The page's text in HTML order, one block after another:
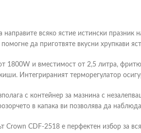
направите всяко ястие истински
да приготвяте вкусни хрупкави
1800W и вместимост от 2,5 литра,
Интегрираният терморегулатор
с контейнер за мазнина с
в капака ви позволява да
Crown CDF-2518 е перфектен избор за